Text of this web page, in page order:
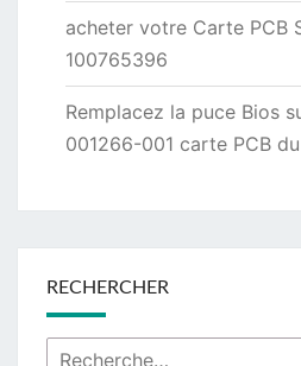
acheter votre Carte PCB
100765396
Remplacez la puce Bios
001266-001 carte PCB
RECHERCHER
Rechercher :